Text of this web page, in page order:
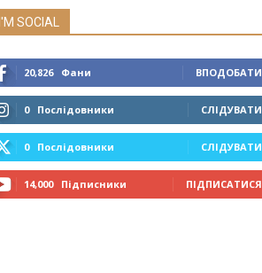
I'M SOCIAL
20,826 Фани ВПОДОБАТИ
0 Послідовники СЛІДУВАТИ
0 Послідовники СЛІДУВАТИ
14,000 Підписники ПІДПИСАТИСЯ